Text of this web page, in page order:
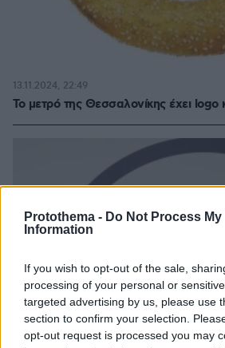
Protothema - Do Not Process My
Information
If you wish to opt-out of the sale,
processing of your personal or
targeted advertising by us, please use
section to confirm your selection.
opt-out request is processed you may
Το μετρό της Θεσσαλονίκης έχει logo
13.11.2024, 22:49